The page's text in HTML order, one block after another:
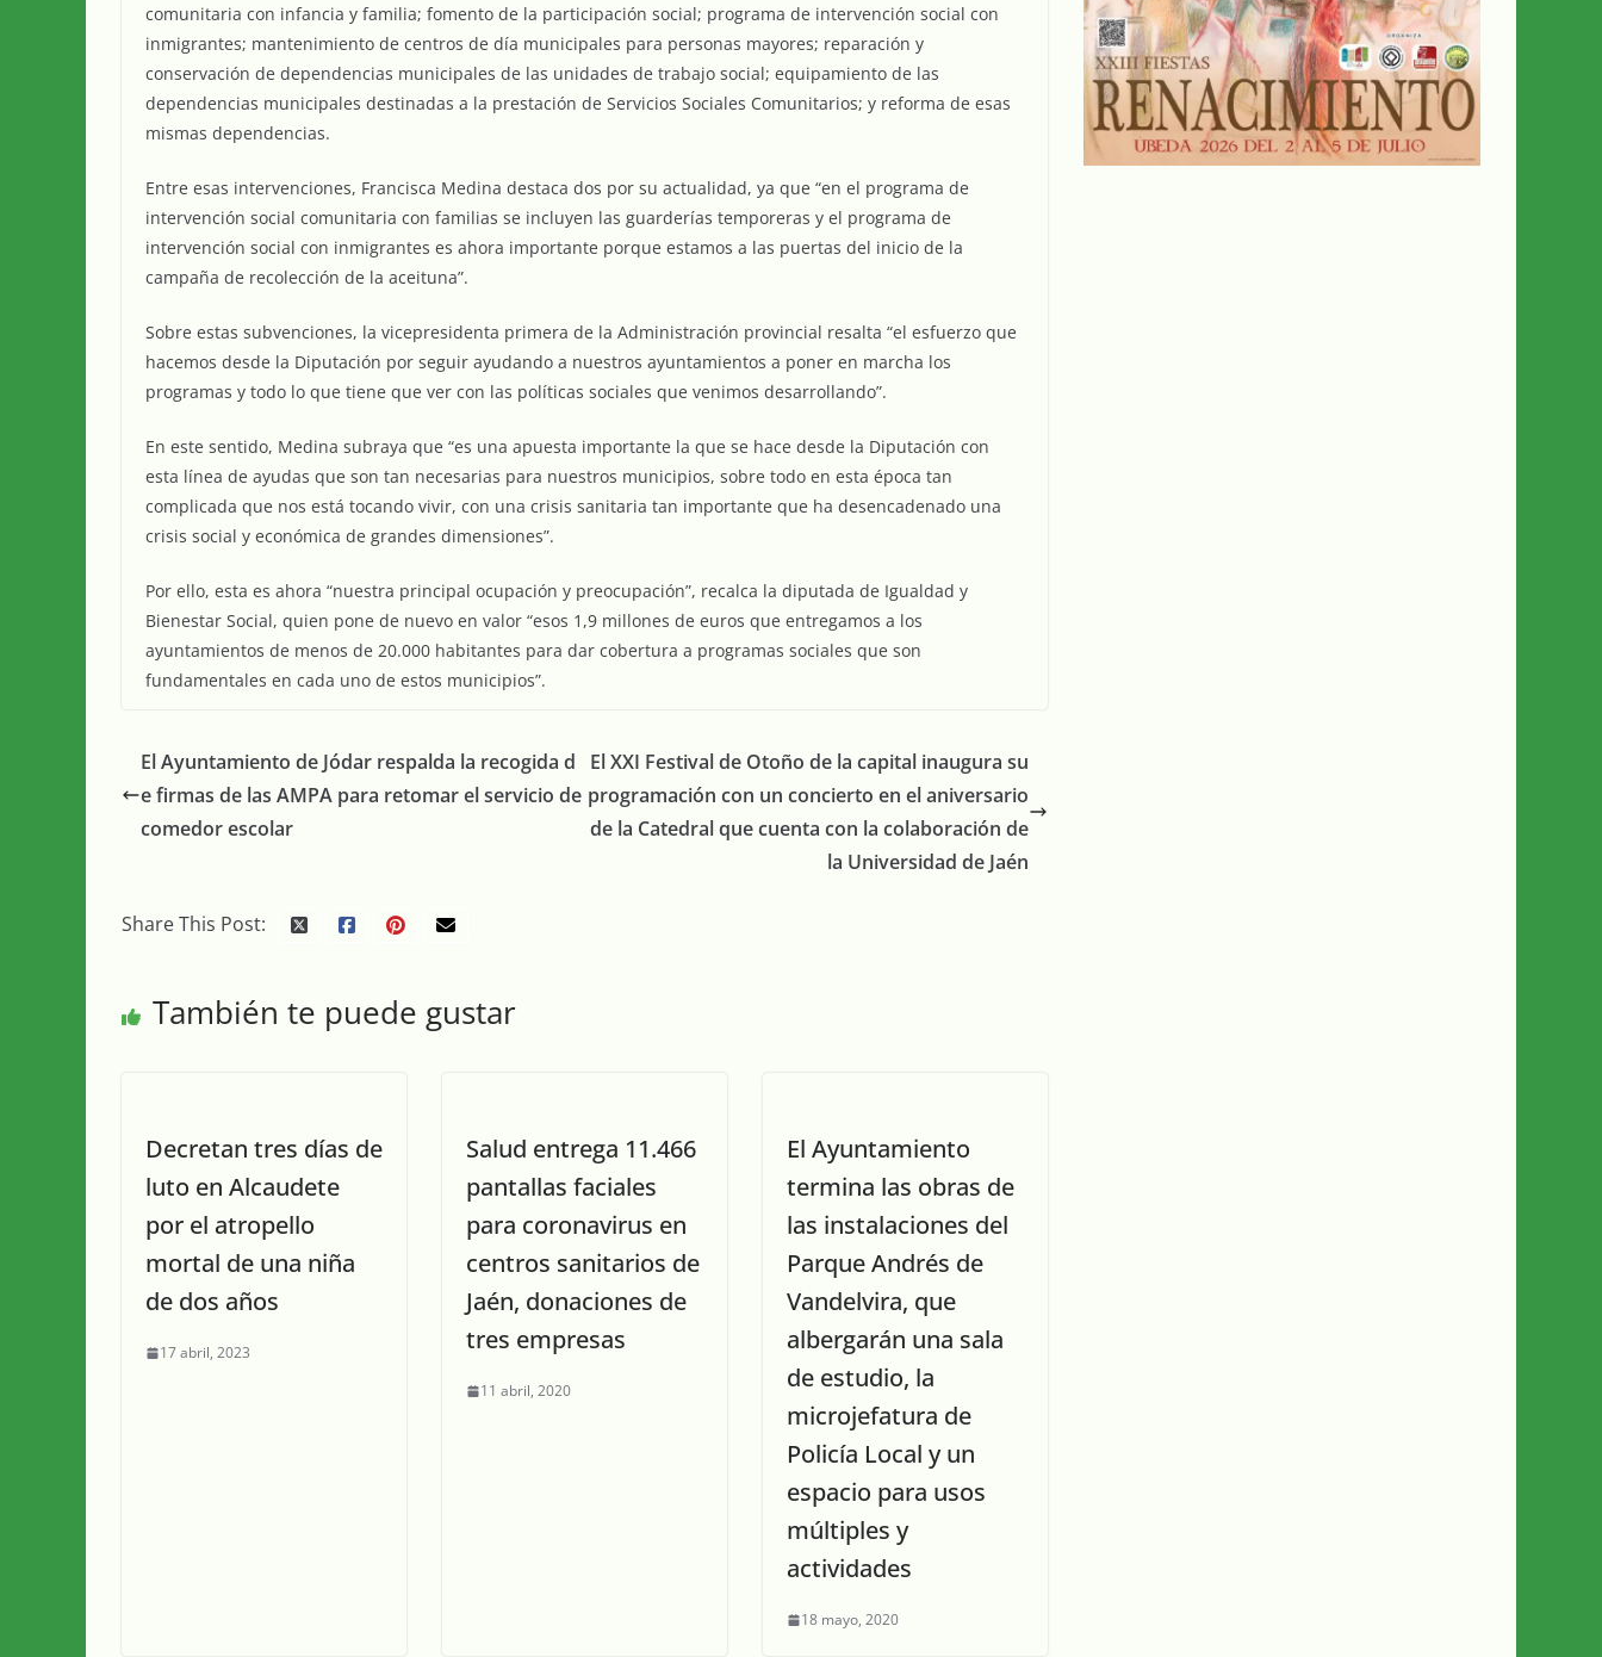
comunitaria con infancia y familia; fomento de la participación social; programa de intervención social con
inmigrantes; mantenimiento de centros de día municipales para personas mayores; reparación y
conservación de dependencias municipales de las unidades de trabajo social; equipamiento de las
dependencias municipales destinadas a la prestación de Servicios Sociales Comunitarios; y reforma de esas
mismas dependencias.
Entre esas intervenciones, Francisca Medina destaca dos por su actualidad, ya que “en el programa de
intervención social comunitaria con familias se incluyen las guarderías temporeras y el programa de
intervención social con inmigrantes es ahora importante porque estamos a las puertas del inicio de la
campaña de recolección de la aceituna”.
Sobre estas subvenciones, la vicepresidenta primera de la Administración provincial resalta “el esfuerzo que
hacemos desde la Diputación por seguir ayudando a nuestros ayuntamientos a poner en marcha los
programas y todo lo que tiene que ver con las políticas sociales que venimos desarrollando”.
En este sentido, Medina subraya que “es una apuesta importante la que se hace desde la Diputación con
esta línea de ayudas que son tan necesarias para nuestros municipios, sobre todo en esta época tan
complicada que nos está tocando vivir, con una crisis sanitaria tan importante que ha desencadenado una
crisis social y económica de grandes dimensiones”.
Por ello, esta es ahora “nuestra principal ocupación y preocupación”, recalca la diputada de Igualdad y
Bienestar Social, quien pone de nuevo en valor “esos 1,9 millones de euros que entregamos a los
ayuntamientos de menos de 20.000 habitantes para dar cobertura a programas sociales que son
fundamentales en cada uno de estos municipios”.
El Ayuntamiento de Jódar respalda la recogida d
e firmas de las AMPA para retomar el servicio de
comedor escolar
El XXI Festival de Otoño de la capital inaugura su
programación con un concierto en el aniversario
de la Catedral que cuenta con la colaboración de
la Universidad de Jaén
Share This Post:
También te puede gustar
Decretan tres días de
luto en Alcaudete
por el atropello
mortal de una niña
de dos años
17 abril, 2023
Salud entrega 11.466
pantallas faciales
para coronavirus en
centros sanitarios de
Jaén, donaciones de
tres empresas
11 abril, 2020
El Ayuntamiento
termina las obras de
las instalaciones del
Parque Andrés de
Vandelvira, que
albergarán una sala
de estudio, la
microjefatura de
Policía Local y un
espacio para usos
múltiples y
actividades
18 mayo, 2020